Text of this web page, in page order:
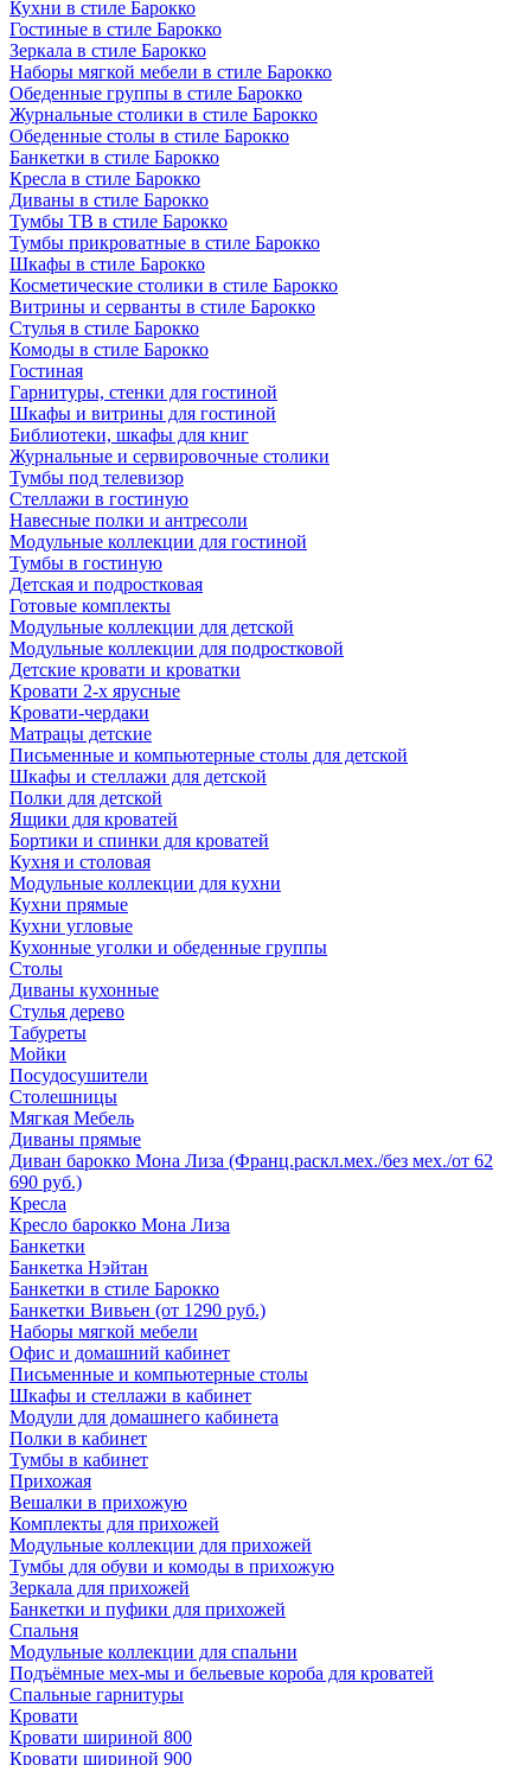
Кухни в стиле Барокко
Гостиные в стиле Барокко
Зеркала в стиле Барокко
Наборы мягкой мебели в стиле Барокко
Обеденные группы в стиле Барокко
Журнальные столики в стиле Барокко
Обеденные столы в стиле Барокко
Банкетки в стиле Барокко
Кресла в стиле Барокко
Диваны в стиле Барокко
Тумбы ТВ в стиле Барокко
Тумбы прикроватные в стиле Барокко
Шкафы в стиле Барокко
Косметические столики в стиле Барокко
Витрины и серванты в стиле Барокко
Стулья в стиле Барокко
Комоды в стиле Барокко
Гостиная
Гарнитуры, стенки для гостиной
Шкафы и витрины для гостиной
Библиотеки, шкафы для книг
Журнальные и сервировочные столики
Тумбы под телевизор
Стеллажи в гостиную
Навесные полки и антресоли
Модульные коллекции для гостиной
Тумбы в гостиную
Детская и подростковая
Готовые комплекты
Модульные коллекции для детской
Модульные коллекции для подростковой
Детские кровати и кроватки
Кровати 2-х ярусные
Кровати-чердаки
Матрацы детские
Письменные и компьютерные столы для детской
Шкафы и стеллажи для детской
Полки для детской
Ящики для кроватей
Бортики и спинки для кроватей
Кухня и столовая
Модульные коллекции для кухни
Кухни прямые
Кухни угловые
Кухонные уголки и обеденные группы
Столы
Диваны кухонные
Стулья дерево
Табуреты
Мойки
Посудосушители
Столешницы
Мягкая Мебель
Диваны прямые
Диван барокко Мона Лиза (Франц.раскл.мех./без мех./от 62
690 руб.)
Кресла
Кресло барокко Мона Лиза
Банкетки
Банкетка Нэйтан
Банкетки в стиле Барокко
Банкетки Вивьен (от 1290 руб.)
Наборы мягкой мебели
Офис и домашний кабинет
Письменные и компьютерные столы
Шкафы и стеллажи в кабинет
Модули для домашнего кабинета
Полки в кабинет
Тумбы в кабинет
Прихожая
Вешалки в прихожую
Комплекты для прихожей
Модульные коллекции для прихожей
Тумбы для обуви и комоды в прихожую
Зеркала для прихожей
Банкетки и пуфики для прихожей
Спальня
Модульные коллекции для спальни
Подъёмные мех-мы и бельевые короба для кроватей
Спальные гарнитуры
Кровати
Кровати шириной 800
Кровати шириной 900